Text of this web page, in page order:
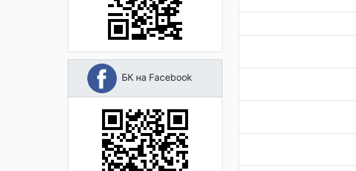
БК на Facebook